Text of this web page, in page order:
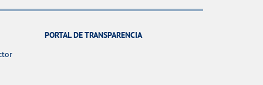
PORTAL DE TRANSPARENCIA